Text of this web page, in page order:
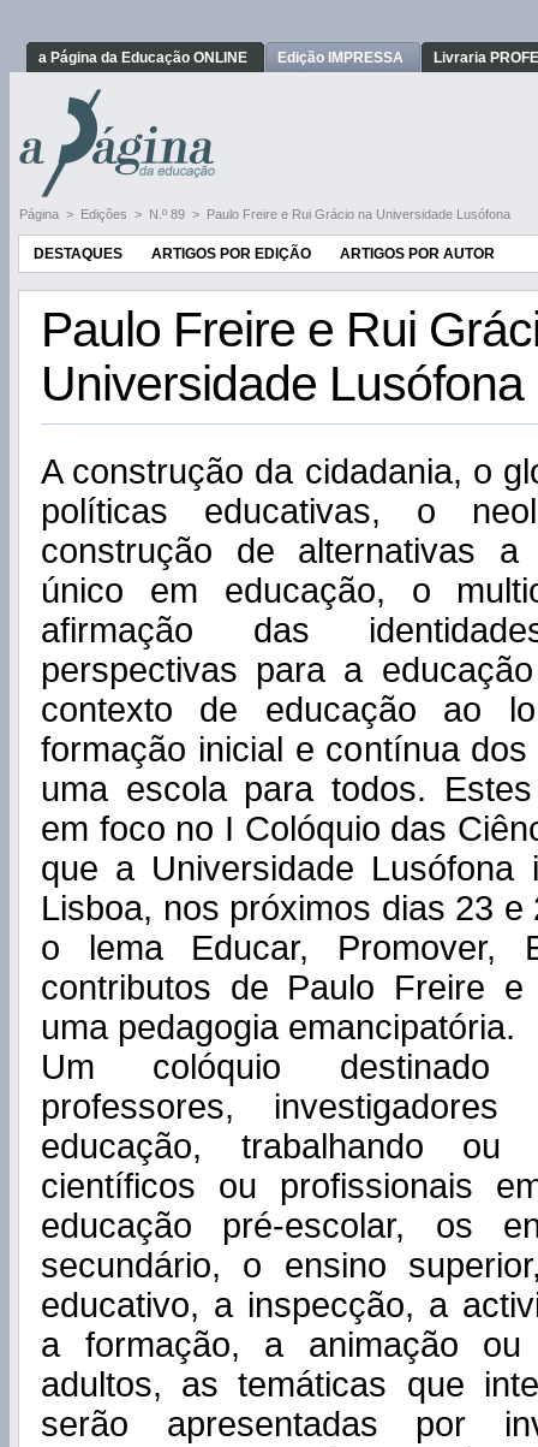
a Página da Educação ONLINE Edição IMPRESSA Livraria
Página > Edições > N.º 89 > Paulo Freire e Rui Grácio na Universidade Lusófona
DESTAQUES ARTIGOS POR EDIÇÃO ARTIGOS POR AUTOR
Paulo Freire e Rui
Universidade Lusófona
A construção da cidadania, o
políticas educativas, o
construção de alternativas a
único em educação, o
afirmação das
perspectivas para a
contexto de educação ao
formação inicial e contínua
uma escola para todos.
em foco no I Colóquio das
que a Universidade Lusófona
Lisboa, nos próximos dias 23
o lema Educar, Promover,
contributos de Paulo Freire
uma pedagogia emancipatória.
Um colóquio destinado
professores,
educação, trabalhando ou
científicos ou profissionais
educação pré-escolar, os
secundário, o ensino
educativo, a inspecção, a
a formação, a animação
adultos, as temáticas que
serão apresentadas por